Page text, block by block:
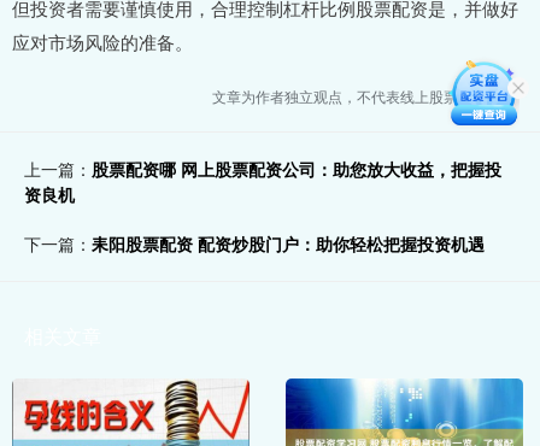
但投资者需要谨慎使用，合理控制杠杆比例股票配资是，并做好
应对市场风险的准备。
文章为作者独立观点，不代表线上股票配资观点
上一篇： 股票配资哪 网上股票配资公司：助您放大收益，把握投
资良机
下一篇： 耒阳股票配资 配资炒股门户：助你轻松把握投资机遇